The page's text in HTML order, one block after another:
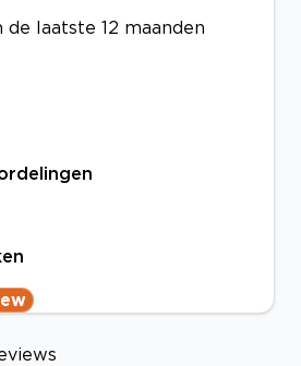
laatste 12 maanden